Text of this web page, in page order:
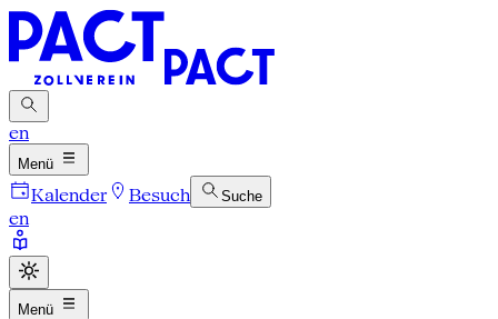
en
Menü
Kalender Besuch Suche
en
Menü